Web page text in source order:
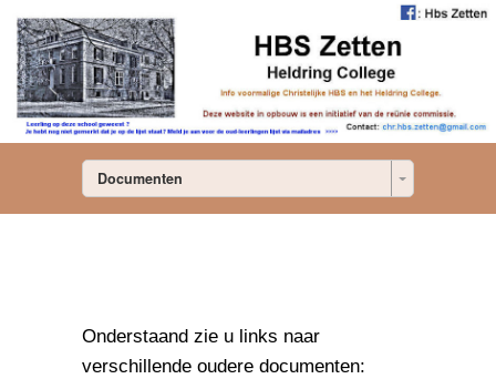
Documenten
Onderstaand zie u links naar
verschillende oudere documenten: